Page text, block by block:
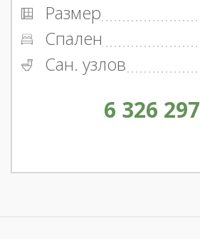
Размер
Спален
Сан. узлов
6 326 297